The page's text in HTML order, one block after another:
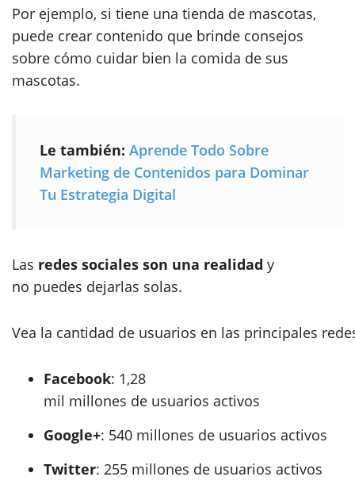
Por ejemplo, si tiene una tienda de mascotas,
puede crear contenido que brinde consejos
sobre cómo cuidar bien la comida de sus
mascotas.
Le también: Aprende Todo Sobre
Marketing de Contenidos para Dominar
Tu Estrategia Digital
Las redes sociales son una realidad y
no puedes dejarlas solas.
Vea la cantidad de usuarios en las principales
Facebook: 1,28
mil millones de usuarios activos
Google+: 540 millones de usuarios activos
Twitter: 255 millones de usuarios activos